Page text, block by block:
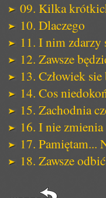
09. Kilka
10. Dlaczego
11. I nim zdarzy
12. Zawsze
13. Człowiek
14. Cos
15. Zachodnia
16. I nie
17. Pamiętam...
18. Zawsze